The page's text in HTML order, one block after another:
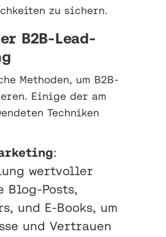
zu sichern.
B2B-Lead-
Methoden, um B2B-
Einige der am
Techniken
:
wertvoller
Blog-Posts,
und E-Books, um
und Vertrauen